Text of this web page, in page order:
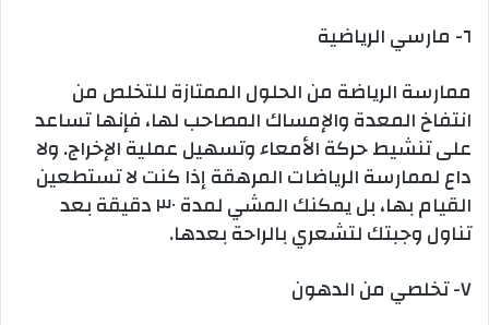
٦- مارسي الرياضية
ممارسة الرياضة من الحلول الممتازة للتخلص من
انتفاخ المعدة والإمساك المصاحب لها، فإنها تساعد
على تنشيط حركة الأمعاء وتسهيل عملية الإخراج. ولا
داع لممارسة الرياضات المرهقة إذا كنت لا تستطعين
القيام بها، بل يمكنك المشي لمدة ٣٠ دقيقة بعد
تناول وجبتك لتشعري بالراحة بعدها.
٧- تخلصي من الدهون